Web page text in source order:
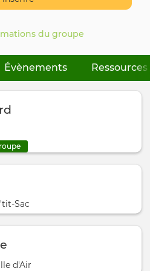
Évènements Ressources
du groupe
Sac
d'Air